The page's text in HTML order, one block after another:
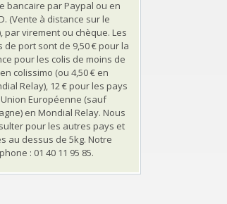
bancaire par Paypal ou en
(Vente à distance sur le
par virement ou chèque. Les
de port sont de 9,50 € pour la
pour les colis de moins de
colissimo (ou 4,50 € en
Relay), 12 € pour les pays
Européenne (sauf
en Mondial Relay. Nous
pour les autres pays et
au dessus de 5kg. Notre
: 01 40 11 95 85.